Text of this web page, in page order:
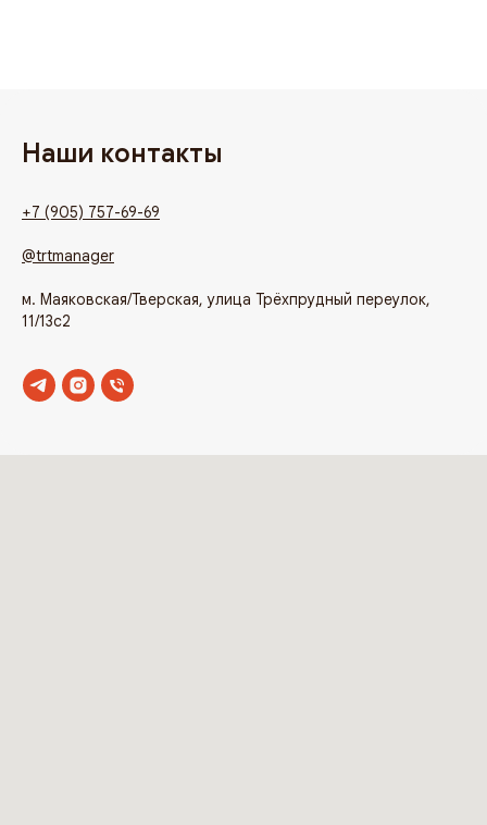
Наши контакты
+7 (905) 757-69-69
@trtmanager
м. Маяковская/Тверская, улица Трёхпрудный переулок,
11/13с2